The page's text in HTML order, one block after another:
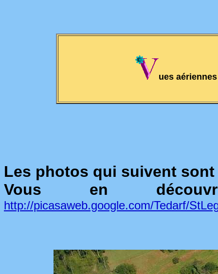
ues
Les photos qui suivent
Vous en
http://picasaweb.google.com/Tedarf/